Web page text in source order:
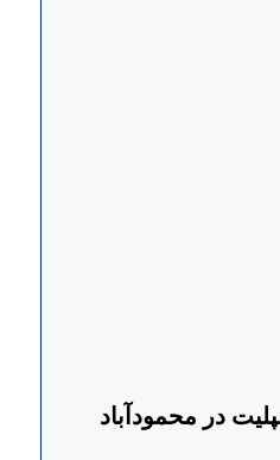
در محمودآباد